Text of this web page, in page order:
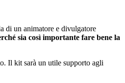
di un animatore e divulgatore
sia così importante fare bene la
Il kit sarà un utile supporto agli